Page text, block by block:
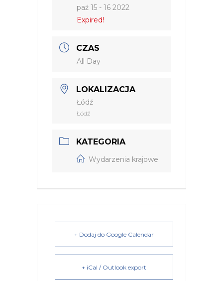
paź 15 - 16 2022
Expired!
CZAS
All Day
LOKALIZACJA
Łódź
Łódź
KATEGORIA
Wydarzenia krajowe
+ Dodaj do Google Calendar
+ iCal / Outlook export